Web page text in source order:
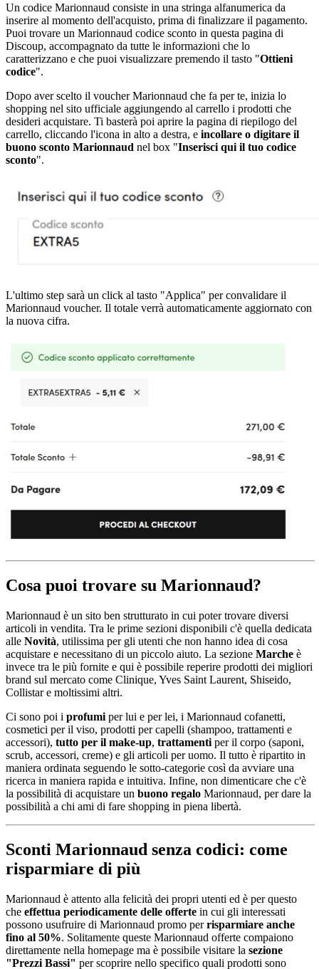
Un codice Marionnaud consiste in una stringa alfanumerica da
inserire al momento dell'acquisto, prima di finalizzare il pagamento.
Puoi trovare un Marionnaud codice sconto in questa pagina di
Discoup, accompagnato da tutte le informazioni che lo
caratterizzano e che puoi visualizzare premendo il tasto "Ottieni
codice".
Dopo aver scelto il voucher Marionnaud che fa per te, inizia lo
shopping nel sito ufficiale aggiungendo al carrello i prodotti che
desideri acquistare. Ti basterà poi aprire la pagina di riepilogo del
carrello, cliccando l'icona in alto a destra, e incollare o digitare il
buono sconto Marionnaud nel box "Inserisci qui il tuo codice
sconto".
L'ultimo step sarà un click al tasto "Applica" per convalidare il
Marionnaud voucher. Il totale verrà automaticamente aggiornato con
la nuova cifra.
Cosa puoi trovare su Marionnaud?
Marionnaud è un sito ben strutturato in cui poter trovare diversi
articoli in vendita. Tra le prime sezioni disponibili c'è quella dedicata
alle Novità, utilissima per gli utenti che non hanno idea di cosa
acquistare e necessitano di un piccolo aiuto. La sezione Marche è
invece tra le più fornite e qui è possibile reperire prodotti dei migliori
brand sul mercato come Clinique, Yves Saint Laurent, Shiseido,
Collistar e moltissimi altri.
Ci sono poi i profumi per lui e per lei, i Marionnaud cofanetti,
cosmetici per il viso, prodotti per capelli (shampoo, trattamenti e
accessori), tutto per il make-up, trattamenti per il corpo (saponi,
scrub, accessori, creme) e gli articoli per uomo. Il tutto è ripartito in
maniera ordinata seguendo le sotto-categorie così da avviare una
ricerca in maniera rapida e intuitiva. Infine, non dimenticare che c'è
la possibilità di acquistare un buono regalo Marionnaud, per dare la
possibilità a chi ami di fare shopping in piena libertà.
Sconti Marionnaud senza codici: come
risparmiare di più
Marionnaud è attento alla felicità dei propri utenti ed è per questo
che effettua periodicamente delle offerte in cui gli interessati
possono usufruire di Marionnaud promo perrisparmiare anche
fino al 50%. Solitamente queste Marionnaud offerte compaiono
direttamente nella homepage ma è possibile visitare la sezione
"Prezzi Bassi" per scoprire nello specifico quali prodotti sono